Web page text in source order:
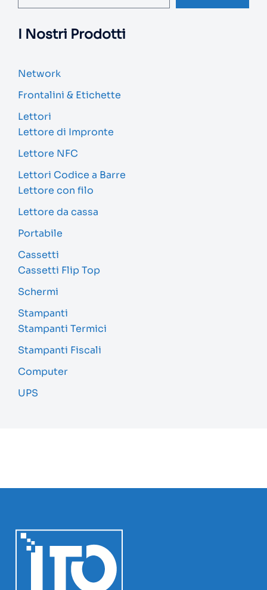
I Nostri Prodotti
Network
Frontalini & Etichette
Lettori
Lettore di Impronte
Lettore NFC
Lettori Codice a Barre
Lettore con filo
Lettore da cassa
Portabile
Cassetti
Cassetti Flip Top
Schermi
Stampanti
Stampanti Termici
Stampanti Fiscali
Computer
UPS